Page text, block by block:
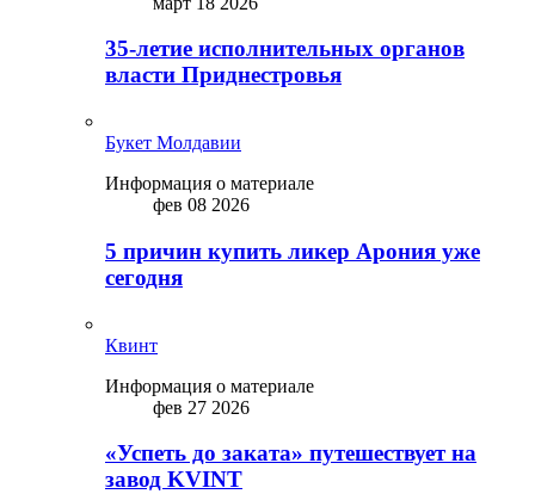
35-летие исполнительных органов
власти Приднестровья
Букет Молдавии
Информация о материале
фев 08 2026
5 причин купить ликep Арония уже
сегодня
Квинт
Информация о материале
фев 27 2026
«Успеть до заката» путешествует на
завод KVINT